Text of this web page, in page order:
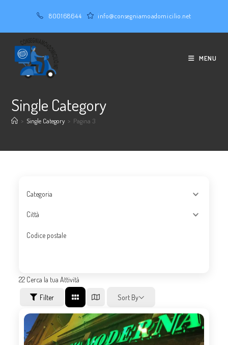
contenuto
800168644 info@consegniamoadomicilio.net
MENU
Single Category
> Single Category > Pagina 3
Categoria
Città
Codice postale
22 Cerca la tua Attività
Filter Sort By